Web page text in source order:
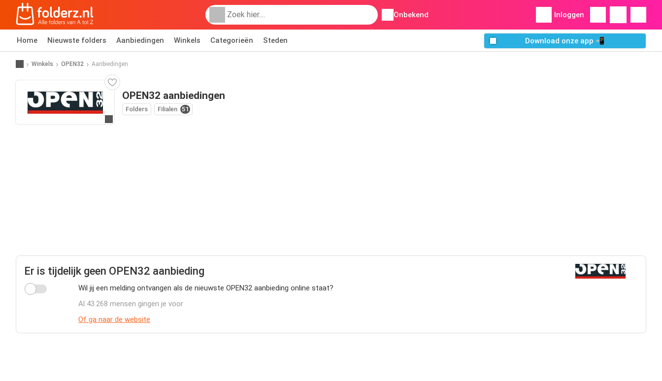
Onbekend Inloggen
Home Nieuwste folders Aanbiedingen Winkels Categorieën Steden Download onze app 📲
Winkels OPEN32 Aanbiedingen
OPEN32 aanbiedingen
Folders Filialen 51
Er is tijdelijk geen OPEN32 aanbieding
Wil jij een melding ontvangen als de nieuwste OPEN32 aanbieding online staat?
Al 43.268 mensen gingen je voor
Of ga naar de website